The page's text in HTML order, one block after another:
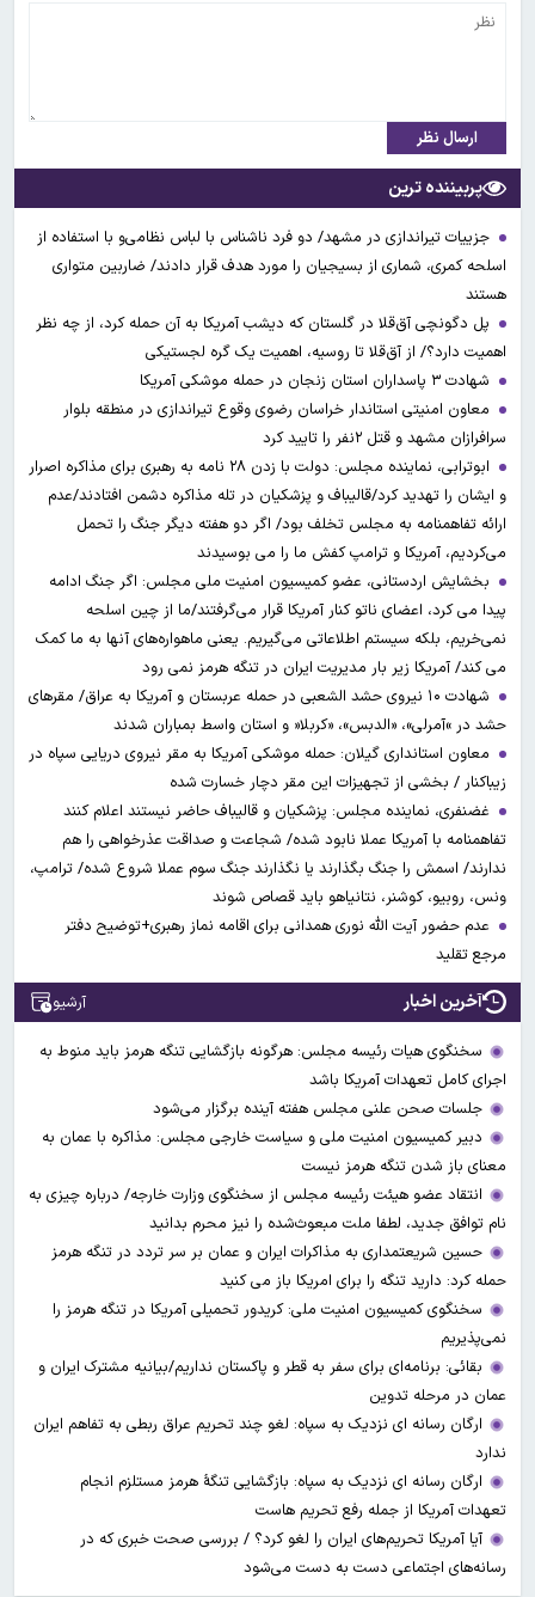
ارسال نظر
پربیننده ترین
جزییات تیراندازی در مشهد/ دو فرد ناشناس با لباس نظامی‌و با استفاده از
اسلحه کمری، شماری از بسیجیان را مورد هدف قرار دادند/ ضاربین متواری
هستند
پل دگونچی آق‌قلا در گلستان که دیشب آمریکا به آن حمله کرد، از چه نظر
اهمیت دارد؟/ از آق‌قلا تا روسیه، اهمیت یک گره لجستیکی
شهادت ۳ ‌پاسداران استان زنجان در حمله موشکی آمریکا
معاون امنیتی استاندار خراسان رضوی وقوع تیراندازی در منطقه بلوار
سرافرازان مشهد و قتل ۲نفر را تایید کرد
ابوترابی، نماینده مجلس: دولت با زدن ۲۸ نامه به رهبری برای مذاکره اصرار
و ایشان را تهدید کرد/قالیباف و پزشکیان در تله مذاکره دشمن افتادند/عدم
ارائه تفاهمنامه به مجلس تخلف بود/ اگر دو هفته دیگر جنگ را تحمل
می‌کردیم، آمریکا و ترامپ کفش ما را می بوسیدند
بخشایش اردستانی، عضو کمیسیون امنیت ملی مجلس: اگر جنگ ادامه
پیدا می کرد، اعضای ناتو کنار آمریکا قرار می‌گرفتند/ما از چین اسلحه
نمی‌خریم، بلکه سیستم اطلاعاتی می‌گیریم. یعنی ماهواره‌های آنها به ما کمک
می کند/ آمریکا زیر بار مدیریت ایران در تنگه هرمز نمی رود
شهادت ۱۰ نیروی حشد الشعبی در حمله عربستان و آمریکا به عراق/ مقرهای
حشد در »آمرلی»، «الدبس»، «کربلا« و استان واسط بمباران شدند
معاون استانداری گیلان: حمله موشکی آمریکا به مقر نیروی دریایی سپاه در
زیباکنار / بخشی از تجهیزات این مقر دچار خسارت شده
غضنفری، نماینده مجلس: پزشکیان و قالیباف حاضر نیستند اعلام کنند
تفاهمنامه با آمریکا عملا نابود شده/ شجاعت و صداقت عذرخواهی را هم
ندارند/ اسمش را جنگ بگذارند یا نگذارند جنگ سوم عملا شروع شده/ ترامپ،
ونس، روبیو، کوشنر، نتانیاهو باید قصاص شوند
عدم حضور آیت الله نوری همدانی برای اقامه نماز رهبری+توضیح دفتر
مرجع تقلید
آخرین اخبار آرشیو
سخنگوی هیات رئیسه مجلس: هرگونه بازگشایی تنگه هرمز باید منوط به
اجرای کامل تعهدات آمریکا باشد
جلسات صحن علنی مجلس هفته آینده برگزار می‌شود
دبیر کمیسیون امنیت ملی و سیاست خارجی مجلس: مذاکره با عمان به
معنای باز شدن تنگه هرمز نیست
انتقاد عضو هیئت رئیسه مجلس از سخنگوی وزارت خارجه/ درباره چیزی به
نام توافق جدید، لطفا ملت مبعوث‌شده را نیز محرم بدانید
حسین شریعتمداری به مذاکرات ایران و عمان بر سر تردد در تنگه هرمز
حمله کرد: دارید تنگه را برای امریکا باز می کنید
سخنگوی کمیسیون امنیت ملی: کریدور تحمیلی آمریکا در تنگه هرمز را
نمی‌پذیریم
بقائی: برنامه‌ای برای سفر به قطر و پاکستان نداریم/بیانیه مشترک ایران و
عمان در مرحله تدوین
ارگان رسانه ای نزدیک به سپاه: لغو چند تحریم عراق ربطی به تفاهم ایران
ندارد
ارگان رسانه ای نزدیک به سپاه: بازگشایی تنگۀ هرمز مستلزم انجام
تعهدات آمریکا از جمله رفع تحریم هاست
آیا آمریکا تحریم‌های ایران را لغو کرد؟ / بررسی صحت خبری که در
رسانه‌های اجتماعی دست به دست می‌شود